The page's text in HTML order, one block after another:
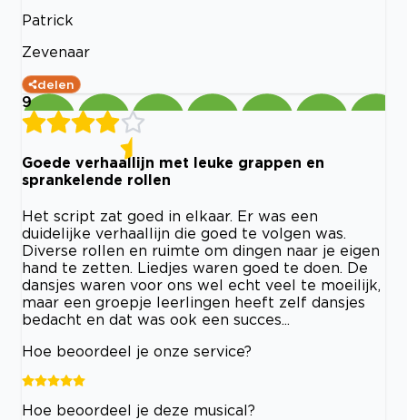
Patrick
Zevenaar
delen
9
Goede verhaallijn met leuke grappen en
sprankelende rollen
Het script zat goed in elkaar. Er was een
duidelijke verhaallijn die goed te volgen was.
Diverse rollen en ruimte om dingen naar je eigen
hand te zetten. Liedjes waren goed te doen. De
dansjes waren voor ons wel echt veel te moeilijk,
maar een groepje leerlingen heeft zelf dansjes
bedacht en dat was ook een succes...
Hoe beoordeel je onze service?
Hoe beoordeel je deze musical?